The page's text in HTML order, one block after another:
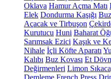
Oklava Hamur Açma Matı
Elek Dondurma Kaşığı
Açacak ve Tirbuşon
Kurutucu Huni Baharat
Sarımsak Ezici Kaşık ve
Nihale İçli Köfte Aparatı
Kalıbı Buz Kovası Et
Değirmenleri Limon
Demleme French Press